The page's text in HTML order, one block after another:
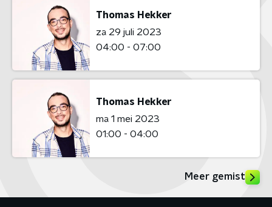
Thomas Hekker
za 29 juli 2023
04:00 - 07:00
Thomas Hekker
ma 1 mei 2023
01:00 - 04:00
Meer gemist